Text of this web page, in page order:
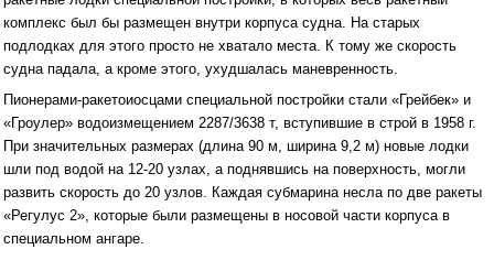
комплекс был бы размещен внутри корпуса судна. На старых
подлодках для этого просто не хватало места. К тому же скорость
судна падала, а кроме этого, ухудшалась маневренность.
Пионерами-ракетоиосцами специальной постройки стали «Грейбек» и
«Гроулер» водоизмещением 2287/3638 т, вступившие в строй в 1958 г.
При значительных размерах (длина 90 м, ширина 9,2 м) новые лодки
шли под водой на 12-20 узлах, а поднявшись на поверхность, могли
развить скорость до 20 узлов. Каждая субмарина несла по две ракеты
«Регулус 2», которые были размещены в носовой части корпуса в
специальном ангаре.